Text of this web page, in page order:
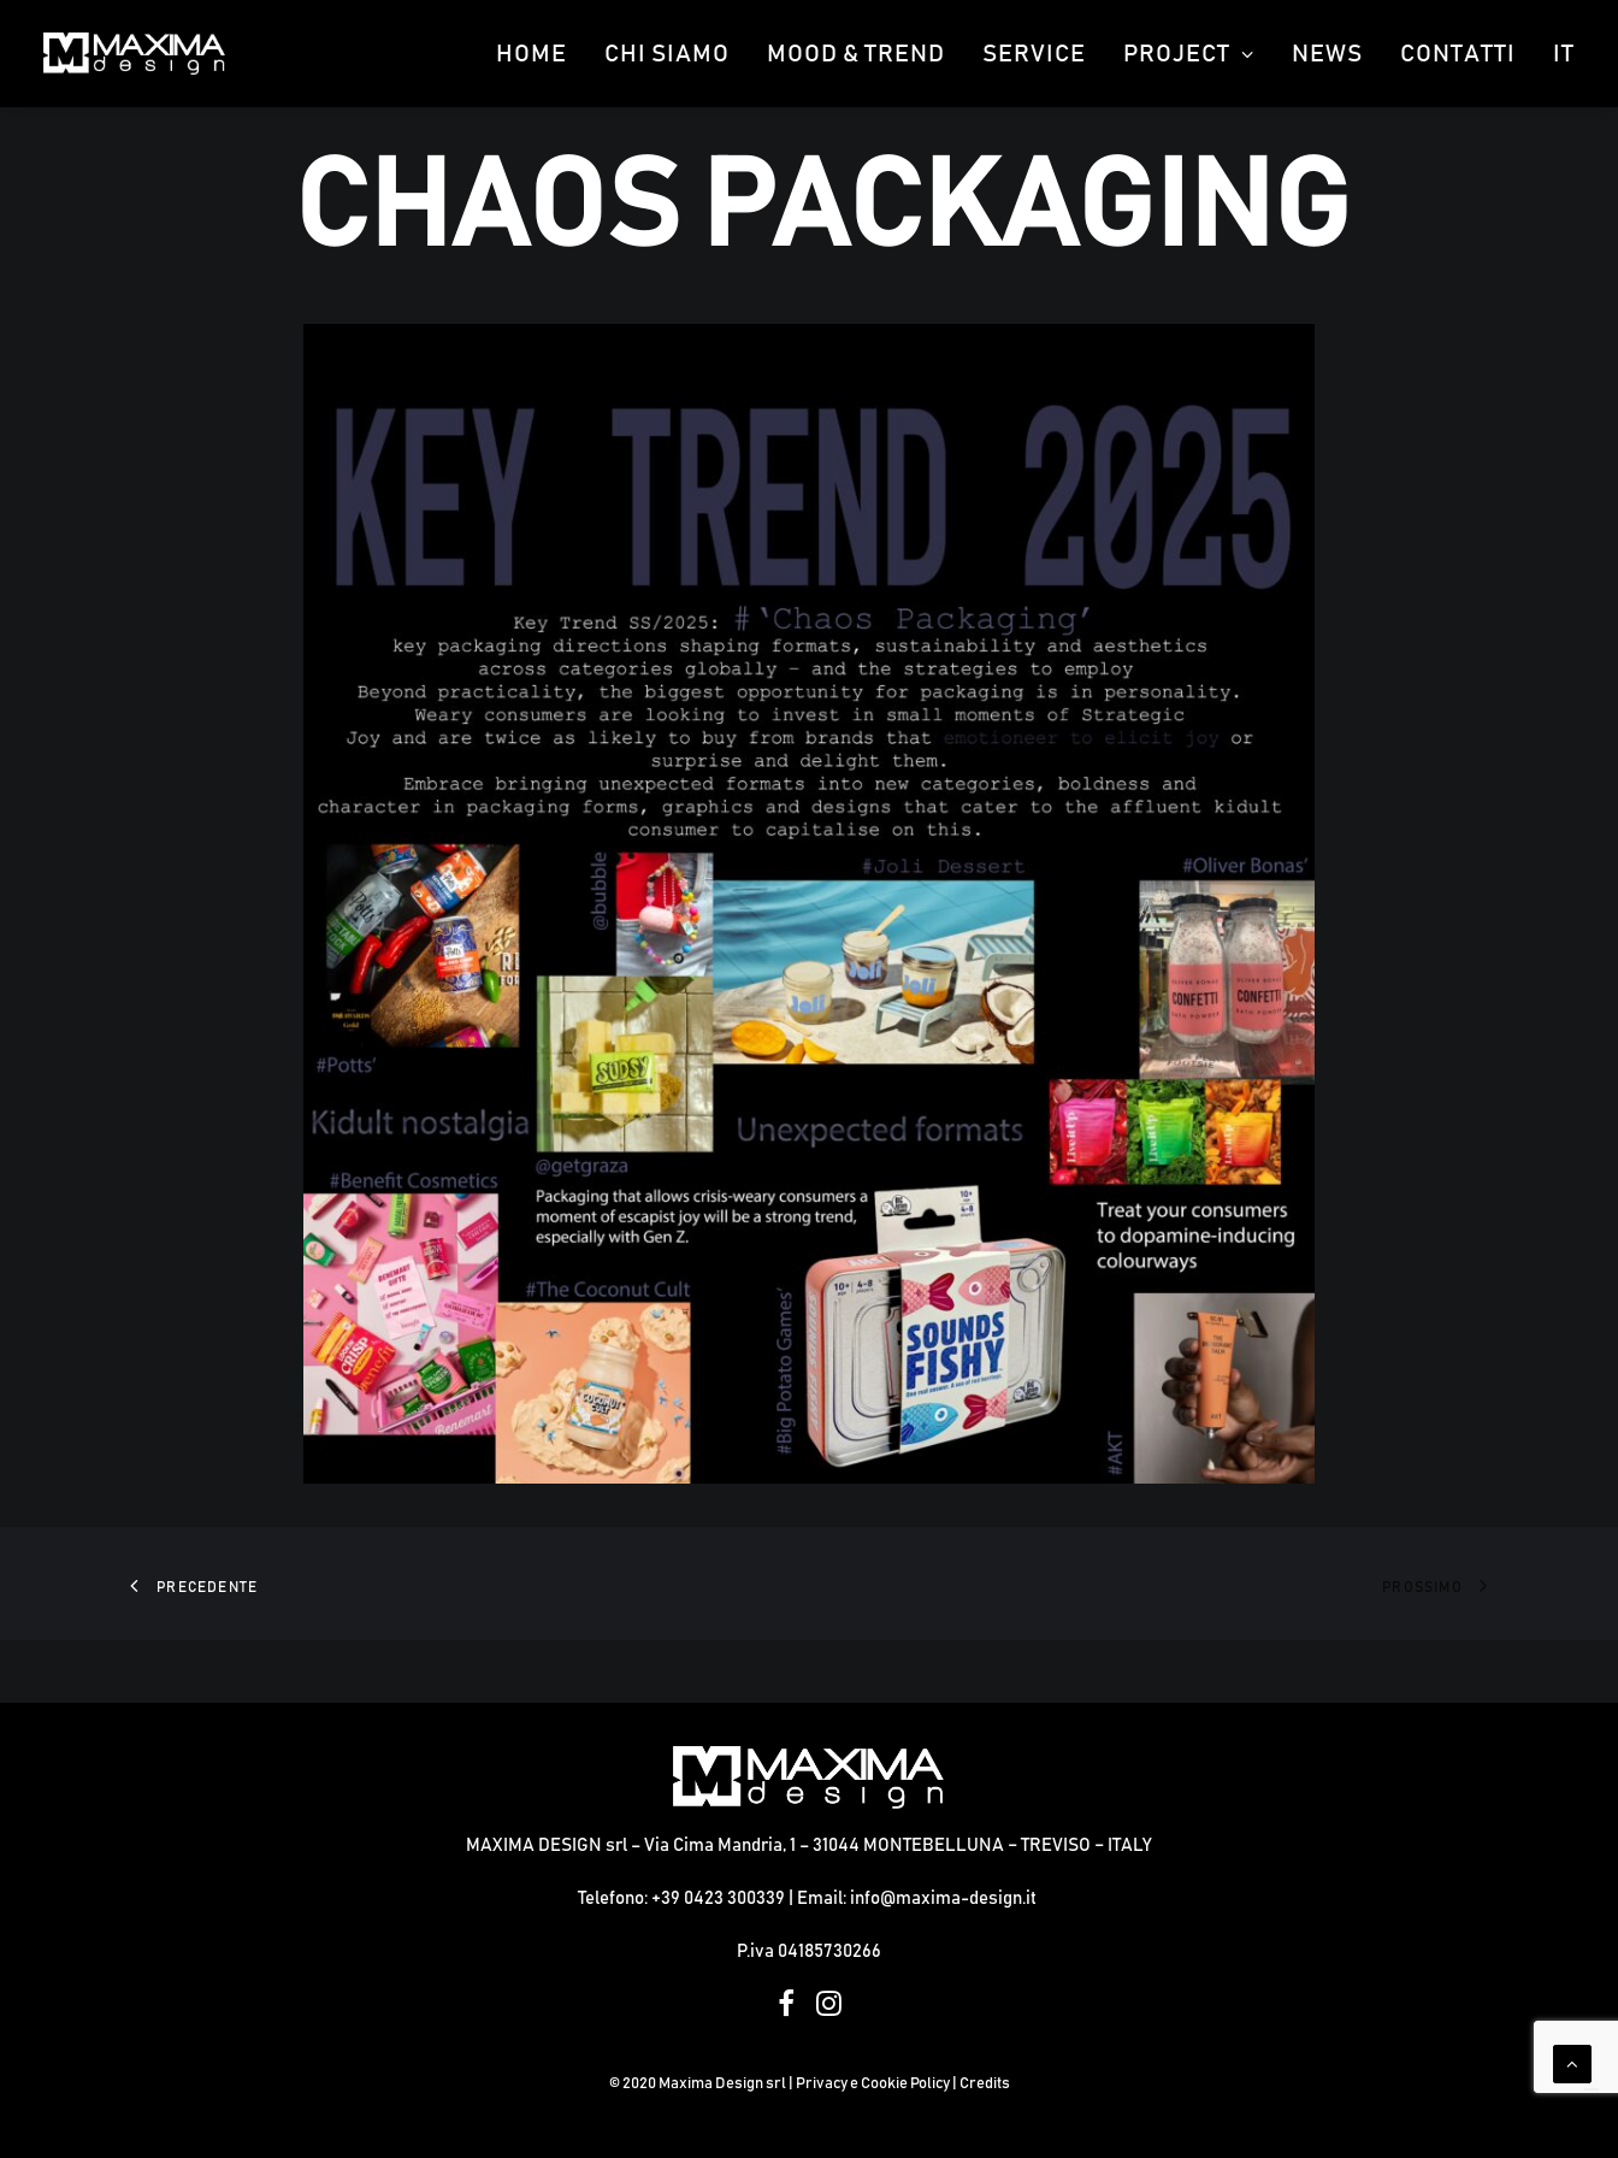
HOME CHI SIAMO MOOD & TREND SERVICE PROJECT NEWS CONTATTI IT
CHAOS PACKAGING
PRECEDENTE
MAXIMA DESIGN srl – Via Cima Mandria, 1 – 31044 MONTEBELLUNA – TREVISO – ITALY
Telefono: +39 0423 300339 | Email: info@maxima-design.it
P.iva 04185730266
© 2020 Maxima Design srl | Privacy e Cookie Policy | Credits